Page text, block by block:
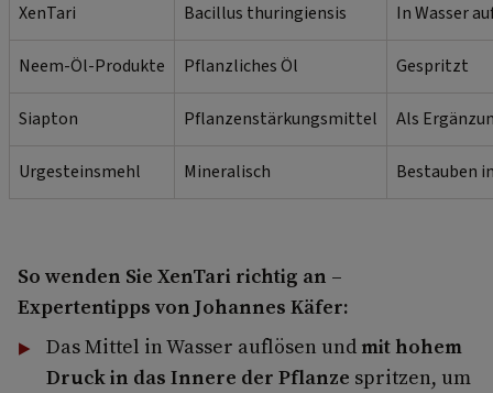
XenTari Bacillus thuringiensis In Wasser
Neem-Öl-Produkte Pflanzliches Öl Gespritzt
Siapton Pflanzenstärkungsmittel Als
Urgesteinsmehl Mineralisch Bestauben
So wenden Sie XenTari richtig an –
Expertentipps von Johannes Käfer:
Das Mittel in Wasser auflösen und mit hohem
Druck in das Innere der Pflanze spritzen, um